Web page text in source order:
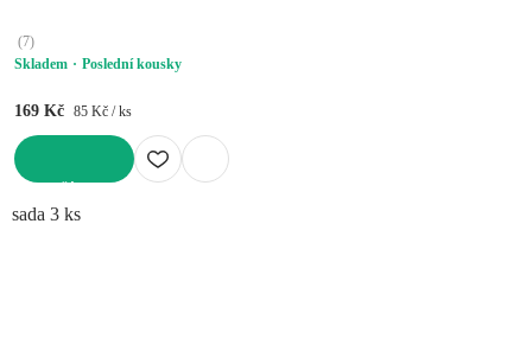
(7)
Skladem
Poslední kousky
169 Kč 85 Kč / ks
sada 3 ks